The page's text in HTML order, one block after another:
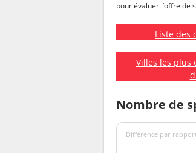
pour évaluer l’offre de
Liste des
Villes les plus
Nombre de
Différence par